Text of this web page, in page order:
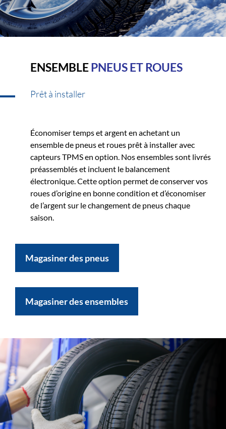
ENSEMBLEPNEUS ET ROUES
Prêt à installer
Économiser temps et argent en achetant un
ensemble de pneus et roues prêt à installer avec
capteurs TPMS en option. Nos ensembles sont livrés
préassemblés et incluent le balancement
électronique. Cette option permet de conserver vos
roues d’origine en bonne condition et d’économiser
de l’argent sur le changement de pneus chaque
saison.
Magasiner des pneus
Magasiner des ensembles